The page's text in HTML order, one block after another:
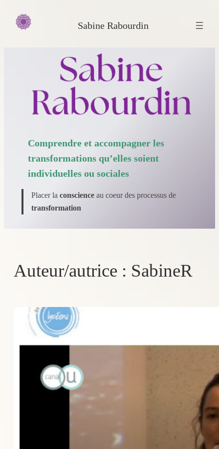
Sabine Rabourdin
Comprendre et accompagner les
transformations qu’elles soient
individuelles ou sociales
Placer laconscience au coeur des processus de
transformation
Auteur/autrice : SabineR